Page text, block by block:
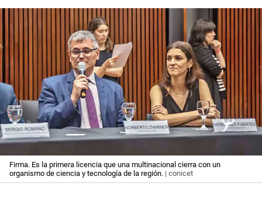
Firma. Es la primera licencia que una multinacional cierra con un
organismo de ciencia y tecnología de la región. | conicet